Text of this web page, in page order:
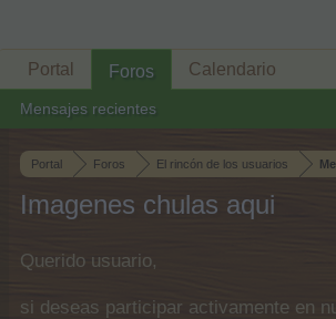
Portal Foros El rincón de los usuarios
Imagenes chulas aqui
Querido usuario,
si deseas participar activamente en
Portal Foros
Mensajes recientes
Calendario